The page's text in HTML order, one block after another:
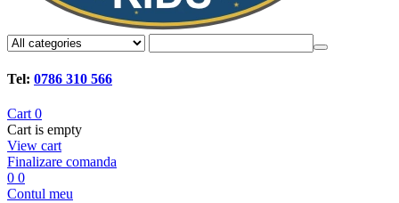
Tel: 0786 310 566
Cart 0
Cart is empty
View cart
Finalizare comanda
0 0
Contul meu